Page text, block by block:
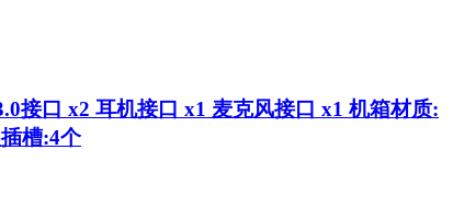
接口 x2 耳机接口 x1 麦克风接口 x1 机箱材质:
槽:4个